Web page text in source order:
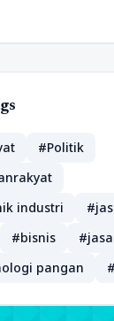
#Politik
industri
#bisnis
pangan